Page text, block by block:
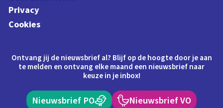
Privacy
Cookies
Ontvang jij de nieuwsbrief al? Blijf op de hoogte door je aan
te melden en ontvang elke maand een nieuwsbrief naar
keuze in je inbox!
Nieuwsbrief PO Nieuwsbrief VO